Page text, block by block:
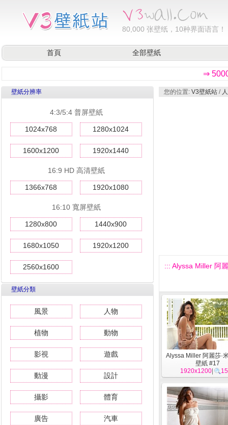
80,000 张壁纸，10种界面语言！
首頁 全部壁紙
⇒
壁紙分辨率
4:3/5:4 普屏壁紙
1024x768 1280x1024
1600x1200 1920x1440
16:9 HD 高清壁紙
1366x768 1920x1080
16:10 寬屏壁紙
1280x800 1440x900
1680x1050 1920x1200
2560x1600
壁紙分類
風景 人物
植物 動物
影視 遊戲
動漫 設計
攝影 體育
廣告 汽車
您的位置: V3壁紙站 /
::: Alyssa Miller 阿
Alyssa Miller 阿麗莎·
壁紙 #17
1920x1200